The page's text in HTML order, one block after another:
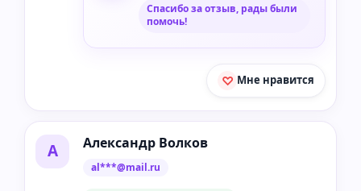
Спасибо за отзыв, рады были
помочь!
Мне нравится
А Александр Волков
al***@mail.ru